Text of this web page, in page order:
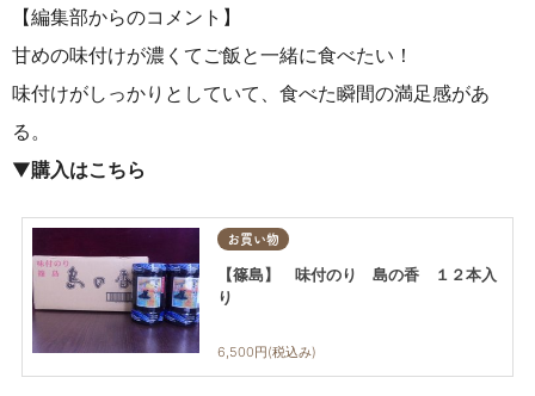
【編集部からのコメント】
甘めの味付けが濃くてご飯と一緒に食べたい！
味付けがしっかりとしていて、食べた瞬間の満足感があ
る。
▼購入はこちら
お買い物
【篠島】 味付のり 島の香 １２本入
り
6,500円(税込み)